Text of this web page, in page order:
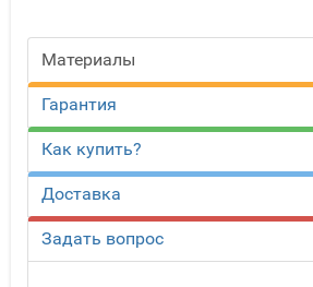
Материалы
Гарантия
Как купить?
Доставка
Задать вопрос